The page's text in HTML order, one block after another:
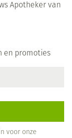
Apotheker van
en promoties
voor onze